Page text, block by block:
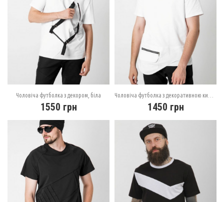
Чоловіча футболка з декором, біла
1550 грн 1450 грн